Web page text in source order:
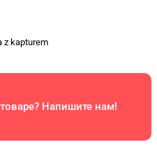
Напишите нам!